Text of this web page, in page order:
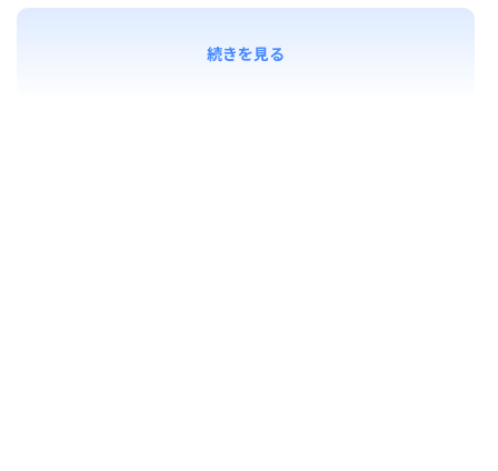
続きを見る